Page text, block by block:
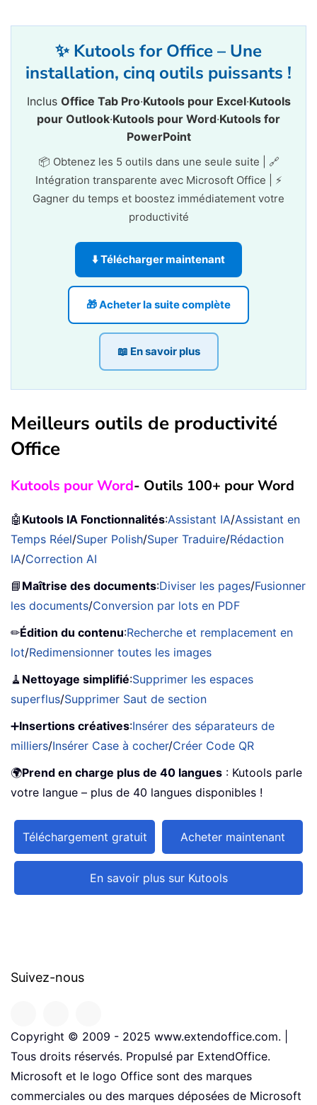
✨ Kutools for Office – Une
installation, cinq outils puissants !
Inclus Office Tab Pro·Kutools pour Excel·Kutools
pour Outlook·Kutools pour Word·Kutools for
PowerPoint
📦 Obtenez les 5 outils dans une seule suite | 🔗
Intégration transparente avec Microsoft Office | ⚡
Gagner du temps et boostez immédiatement votre
productivité
⬇️ Télécharger maintenant
🎁 Acheter la suite complète
📖 En savoir plus
Meilleurs outils de productivité
Office
Kutools pour Word- Outils 100+ pour Word
🤖 Kutools IA Fonctionnalités:Assistant IA/Assistant en
Temps Réel/Super Polish/Super Traduire/Rédaction
IA/Correction AI
📘 Maîtrise des documents:Diviser les pages/Fusionner
les documents/Conversion par lots en PDF
✏Édition du contenu:Recherche et remplacement en
lot/Redimensionner toutes les images
🧹 Nettoyage simplifié:Supprimer les espaces
superflus/Supprimer Saut de section
➕Insertions créatives:Insérer des séparateurs de
milliers/Insérer Case à cocher/Créer Code QR
🌍Prend en charge plus de 40 langues : Kutools parle
votre langue – plus de 40 langues disponibles !
Téléchargement gratuit Acheter maintenant
En savoir plus sur Kutools
Suivez-nous
Copyright © 2009 - 2025 www.extendoffice.com. |
Tous droits réservés. Propulsé par ExtendOffice.
Microsoft et le logo Office sont des marques
commerciales ou des marques déposées de Microsoft